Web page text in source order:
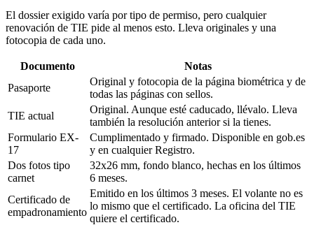
El dossier exigido varía por tipo de permiso, pero cualquier
renovación de TIE pide al menos esto. Lleva originales y una
fotocopia de cada uno.
Documento
Notas
Pasaporte
Original y fotocopia de la página biométrica y de
todas las páginas con sellos.
TIE actual
Original. Aunque esté caducado, llévalo. Lleva
también la resolución anterior si la tienes.
Formulario EX-
17
Cumplimentado y firmado. Disponible en gob.es
y en cualquier Registro.
Dos fotos tipo
carnet
32x26 mm, fondo blanco, hechas en los últimos
6 meses.
Certificado de
empadronamiento
Emitido en los últimos 3 meses. El volante no es
lo mismo que el certificado. La oficina del TIE
quiere el certificado.